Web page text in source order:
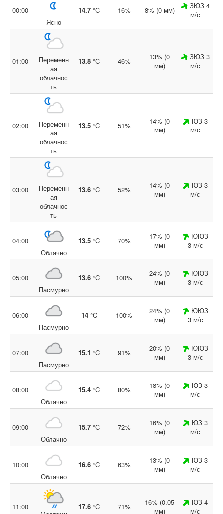
00:00
Ясно
14.7 °C 16% 8% (0 мм)
ЗЮЗ 4
м/с
01:00
Переменн
ая
облачнос
ть
13.8 °C 46%
13% (0
мм)
ЗЮЗ 3
м/с
02:00
Переменн
ая
облачнос
ть
13.5 °C 51%
14% (0
мм)
ЮЗ 3
м/с
03:00
Переменн
ая
облачнос
ть
13.6 °C 52%
14% (0
мм)
ЮЗ 3
м/с
04:00
Облачно
13.5 °C 70%
17% (0
мм)
ЮЮЗ
3 м/с
05:00
Пасмурно
13.6 °C 100%
24% (0
мм)
ЮЮЗ
3 м/с
06:00
Пасмурно
14°C 100%
24% (0
мм)
ЮЮЗ
3 м/с
07:00
Пасмурно
15.1 °C 91%
20% (0
мм)
ЮЮЗ
3 м/с
08:00
Облачно
15.4 °C 80%
18% (0
мм)
ЮЗ 3
м/с
09:00
Облачно
15.7 °C 72%
16% (0
мм)
ЮЗ 3
м/с
10:00
Облачно
16.6 °C 63%
13% (0
мм)
ЮЗ 3
м/с
11:00 17.6 °C 71%
16% (0.05
мм)
ЮЗ 4
м/с